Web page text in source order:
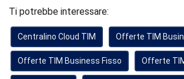
Ti potrebbe interessare:
Centralino Cloud TIM Offerte TIM
Offerte TIM Business Fisso Offerte